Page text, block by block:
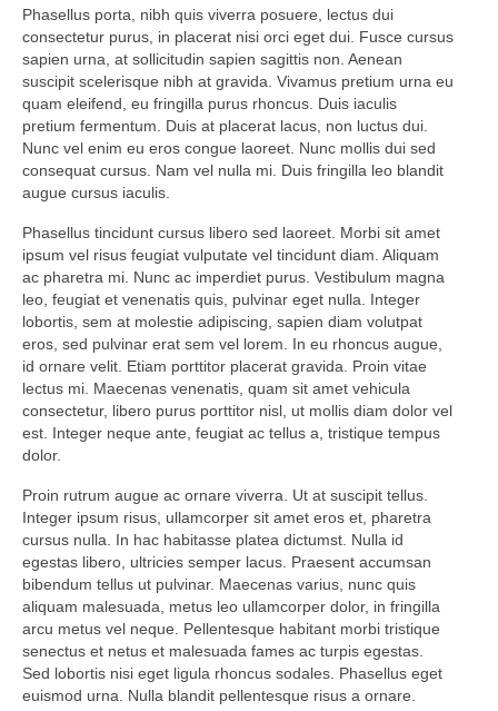
Phasellus porta, nibh quis viverra posuere, lectus dui
consectetur purus, in placerat nisi orci eget dui. Fusce cursus
sapien urna, at sollicitudin sapien sagittis non. Aenean
suscipit scelerisque nibh at gravida. Vivamus pretium urna eu
quam eleifend, eu fringilla purus rhoncus. Duis iaculis
pretium fermentum. Duis at placerat lacus, non luctus dui.
Nunc vel enim eu eros congue laoreet. Nunc mollis dui sed
consequat cursus. Nam vel nulla mi. Duis fringilla leo blandit
augue cursus iaculis.
Phasellus tincidunt cursus libero sed laoreet. Morbi sit amet
ipsum vel risus feugiat vulputate vel tincidunt diam. Aliquam
ac pharetra mi. Nunc ac imperdiet purus. Vestibulum magna
leo, feugiat et venenatis quis, pulvinar eget nulla. Integer
lobortis, sem at molestie adipiscing, sapien diam volutpat
eros, sed pulvinar erat sem vel lorem. In eu rhoncus augue,
id ornare velit. Etiam porttitor placerat gravida. Proin vitae
lectus mi. Maecenas venenatis, quam sit amet vehicula
consectetur, libero purus porttitor nisl, ut mollis diam dolor vel
est. Integer neque ante, feugiat ac tellus a, tristique tempus
dolor.
Proin rutrum augue ac ornare viverra. Ut at suscipit tellus.
Integer ipsum risus, ullamcorper sit amet eros et, pharetra
cursus nulla. In hac habitasse platea dictumst. Nulla id
egestas libero, ultricies semper lacus. Praesent accumsan
bibendum tellus ut pulvinar. Maecenas varius, nunc quis
aliquam malesuada, metus leo ullamcorper dolor, in fringilla
arcu metus vel neque. Pellentesque habitant morbi tristique
senectus et netus et malesuada fames ac turpis egestas.
Sed lobortis nisi eget ligula rhoncus sodales. Phasellus eget
euismod urna. Nulla blandit pellentesque risus a ornare.